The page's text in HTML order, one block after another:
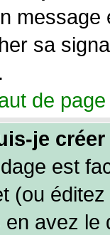
sa
de page
je
est
(ou
avez le